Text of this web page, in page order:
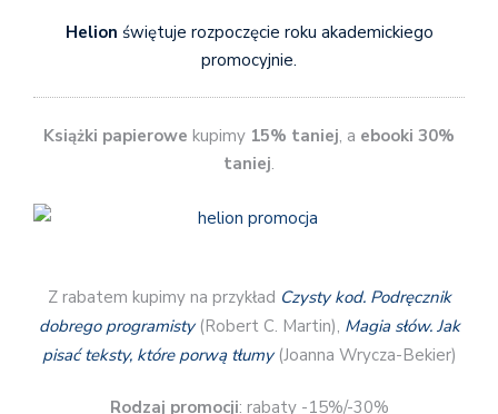
Helion świętuje rozpoczęcie roku akademickiego
promocyjnie.
Książki papierowe kupimy 15% taniej, a ebooki 30%
taniej.
Z rabatem kupimy na przykład Czysty kod. Podręcznik
dobrego programisty(Robert C. Martin), Magia słów. Jak
pisać teksty, które porwą tłumy(Joanna Wrycza-Bekier)
Rodzaj promocji: rabaty -15%/-30%